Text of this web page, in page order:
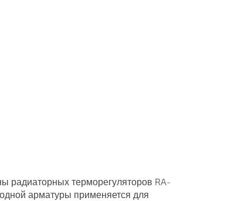
радиаторных терморегуляторов RA-
арматуры применяется для